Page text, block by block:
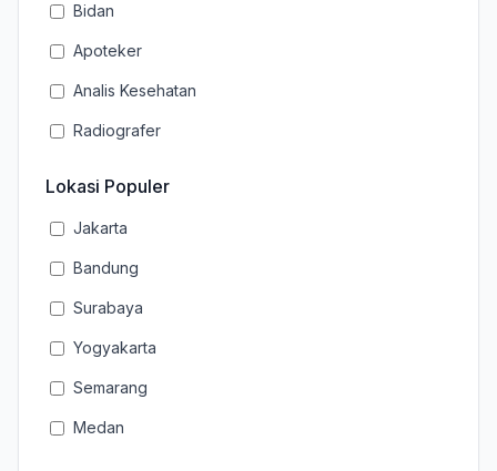
Bidan
Apoteker
Analis Kesehatan
Radiografer
Lokasi Populer
Jakarta
Bandung
Surabaya
Yogyakarta
Semarang
Medan